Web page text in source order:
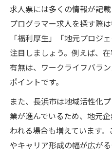
正社員求人で重視
理想の職場を見つける
長浜市プログラマ
ド
応募前に知ってお
理想職場を見つけ
求人選びで活か
長浜市で叶える希望
求人票には多くの情報が記
プログラマー求人を探す際
「福利厚生」「地元プロジ
注目しましょう。例えば、
有無は、ワークライフバラ
ポイントです。
また、長浜市は地域活性化
業が進んでいるため、地元
われる場合も増えています
やキャリア形成の幅が広が